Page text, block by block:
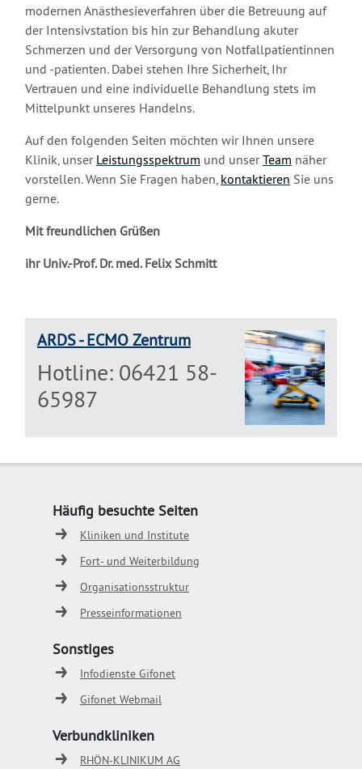
modernen Anästhesieverfahren über die Betreuung auf
der Intensivstation bis hin zur Behandlung akuter
Schmerzen und der Versorgung von Notfallpatientinnen
und -patienten. Dabei stehen Ihre Sicherheit, Ihr
Vertrauen und eine individuelle Behandlung stets im
Mittelpunkt unseres Handelns.
Auf den folgenden Seiten möchten wir Ihnen unsere
Klinik, unser Leistungsspektrum und unserTeam näher
vorstellen. Wenn Sie Fragen haben, kontaktieren Sie uns
gerne.
Mit freundlichen Grüßen
ihr Univ.-Prof. Dr. med. Felix Schmitt
ARDS - ECMO Zentrum
Hotline: 06421 58-
65987
Häufig besuchte Seiten
Kliniken und Institute
Fort- und Weiterbildung
Organisationsstruktur
Presseinformationen
Sonstiges
Infodienste Gifonet
Gifonet Webmail
Verbundkliniken
RHÖN-KLINIKUM AG